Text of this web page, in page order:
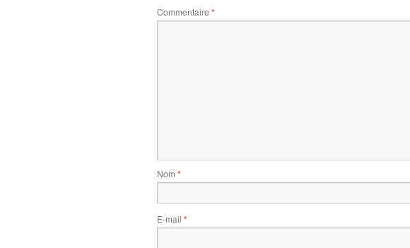
Commentaire *
Nom *
E-mail *